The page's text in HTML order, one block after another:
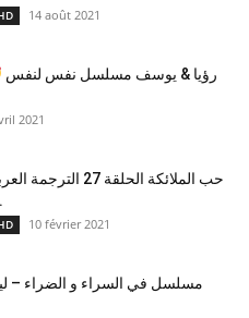
14 août 2021
رؤيا & يوسف مسلسل نفس لنفس
2021
10 février 2021